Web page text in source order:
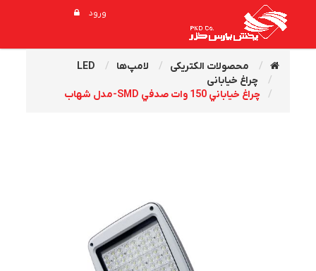
ورود
محصولات الکتریکی لامپ‌ها
LED
چراغ خیابانی
چراغ خياباني 150 وات صدفي SMD-مدل شهاب